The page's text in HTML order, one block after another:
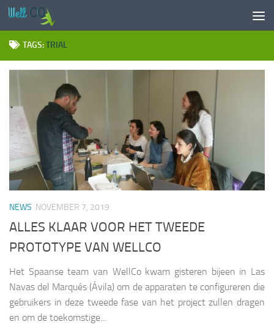
Doorgaan naar inhoud
TAGS:TRIAL
NEWS NOVEMBER 7, 2019
ALLES KLAAR VOOR HET TWEEDE
PROTOTYPE VAN WELLCO
Het Spaanse team van WellCo kwam gisteren bijeen in Las
Navas del Marqués (Ávila) om de apparaten te configureren die
gebruikers in deze tweede fase van het project zullen dragen
en om de toekomstige...